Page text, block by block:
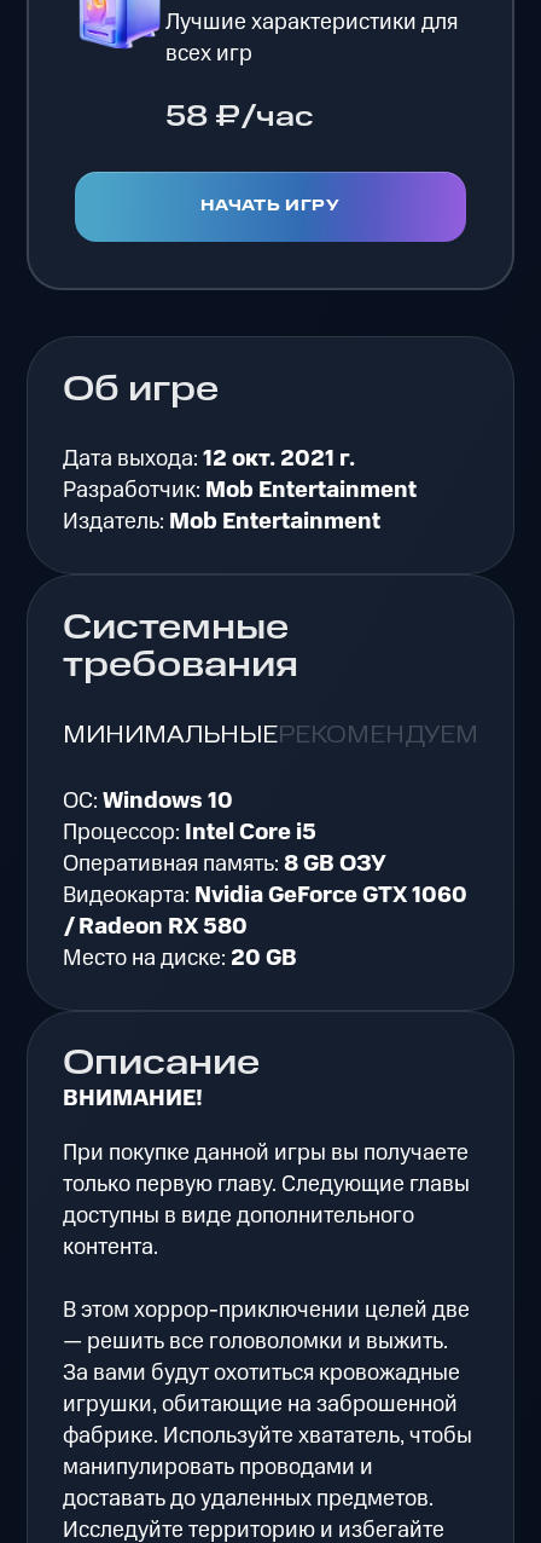
Лучшие характеристики для
всех игр
58 ₽/час
НАЧАТЬ ИГРУ
Описание
ВНИМАНИЕ!
При покупке данной игры вы получаете
только первую главу. Следующие главы
доступны в виде дополнительного
контента.
В этом хоррор-приключении целей две
— решить все головоломки и выжить.
За вами будут охотиться кровожадные
игрушки, обитающие на заброшенной
фабрике. Используйте хвататель, чтобы
манипулировать проводами и
доставать до удаленных предметов.
Исследуйте территорию и избегайте
Об игре
Дата выхода:12 окт. 2021 г.
Разработчик: Mob Entertainment
Издатель: Mob Entertainment
Системные
требования
МИНИМАЛЬНЫЕРЕКОМЕНДУЕМЫЕ
ОС:Windows 10
Процессор: Intel Core i5
Оперативная память:8 GB ОЗУ
Видеокарта: Nvidia GeForce GTX 1060
/ Radeon RX 580
Место на диске: 20 GB